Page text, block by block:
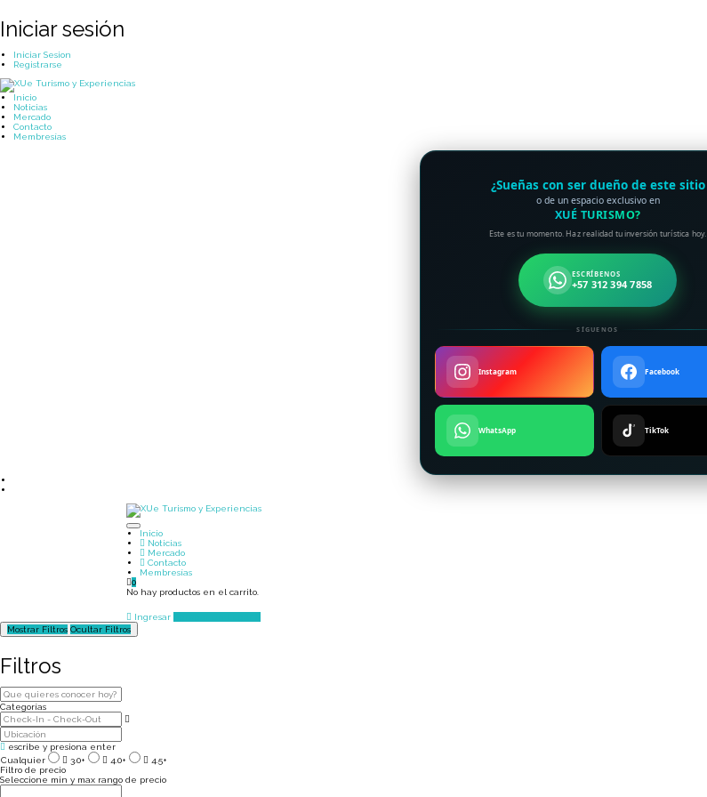
Iniciar sesión
Iniciar Sesion
Registrarse
Inicio
Noticias
Mercado
Contacto
Membresías
¿Sueñas con ser dueño de este sitio
o de un espacio exclusivo en
XUÉ TURISMO?
Este es tu momento. Haz realidad tu inversión turística hoy.
ESCRÍBENOS
+57 312 394 7858
SÍGUENOS
Instagram Facebook
WhatsApp TikTok
Inicio
Noticias
Mercado
Contacto
Membresías
0
No hay productos en el carrito.
Ingresar
Mostrar Filtros Ocultar Filtros
Filtros
Categorías
escribe y presiona enter
Cualquier
3.0+ 4.0+
4.5+
Filtro de precio
Seleccione min y max rango de precio